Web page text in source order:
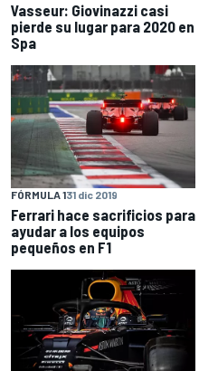
Vasseur: Giovinazzi casi
pierde su lugar para 2020 en
Spa
FÓRMULA 131 dic 2019
Ferrari hace sacrificios para
ayudar a los equipos
pequeños en F1